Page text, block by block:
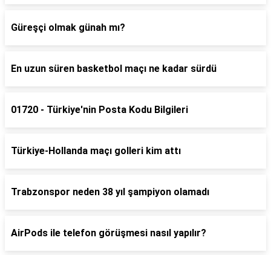
Güreşçi olmak günah mı?
En uzun süren basketbol maçı ne kadar sürdü
01720 - Türkiye'nin Posta Kodu Bilgileri
Türkiye-Hollanda maçı golleri kim attı
Trabzonspor neden 38 yıl şampiyon olamadı
AirPods ile telefon görüşmesi nasıl yapılır?